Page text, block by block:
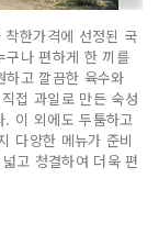
한가격에 선정된 국
구나 편하게 한 끼를
고 깔끔한 육수와
접 과일로 만든 숙성
. 이 외에도 두툼하고
다양한 메뉴가 준비
고 청결하여 더욱 편